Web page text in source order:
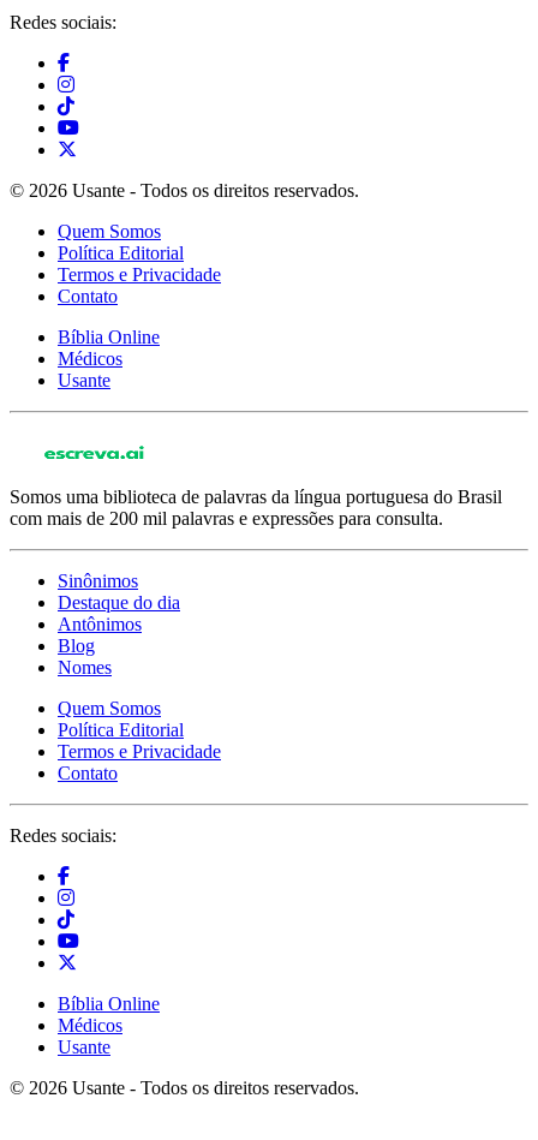
Redes sociais:
© 2026 Usante - Todos os direitos reservados.
Quem Somos
Política Editorial
Termos e Privacidade
Contato
Bíblia Online
Médicos
Usante
Somos uma biblioteca de palavras da língua portuguesa do Brasil
com mais de 200 mil palavras e expressões para consulta.
Sinônimos
Destaque do dia
Antônimos
Blog
Nomes
Quem Somos
Política Editorial
Termos e Privacidade
Contato
Redes sociais:
Bíblia Online
Médicos
Usante
© 2026 Usante - Todos os direitos reservados.